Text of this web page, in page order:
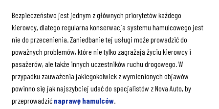
Bezpieczeństwo jest jednym z głównych priorytetów każdego
kierowcy, dlatego regularna konserwacja systemu hamulcowego jest
nie do przecenienia. Zaniedbanie tej usługi może prowadzić do
poważnych problemów, które nie tylko zagrażają życiu kierowcy i
pasażerów, ale także innych uczestników ruchu drogowego. W
przypadku zauważenia jakiegokolwiek z wymienionych objawów
powinno się jak najszybciej udać do specjalistów z Nova Auto, by
przeprowadzić naprawę hamulców.